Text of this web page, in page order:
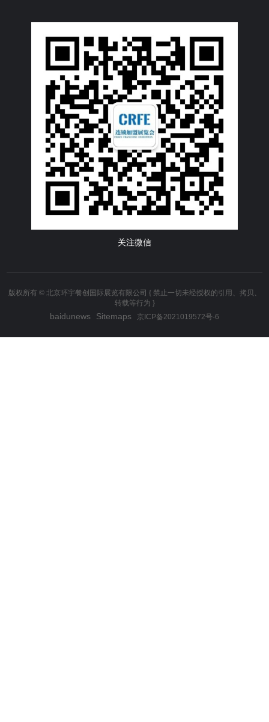
关注微信
版权所有 © 北京环宇餐创国际展览有限公司 { 禁止一切未经授权的引用、拷贝、
转载等行为 }
baidunews Sitemaps 京ICP备2021019572号-6